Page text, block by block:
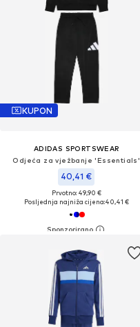
KUPON
ADIDAS SPORTSWEAR
Odjeća za vježbanje 'Essentials'
40,41 €
Prvotno: 49,90 €
Posljednja najniža cijena:40,41 €